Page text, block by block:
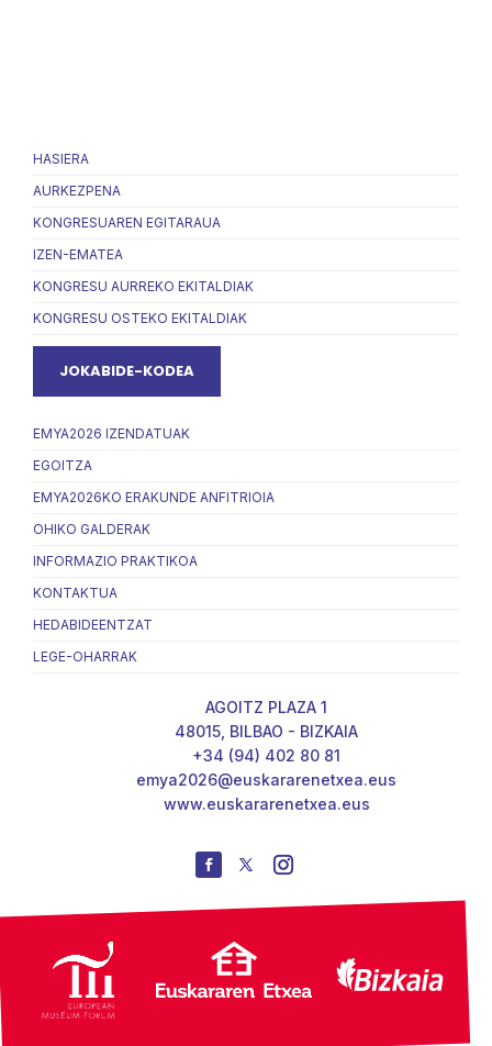
HASIERA
AURKEZPENA
KONGRESUAREN EGITARAUA
IZEN-EMATEA
KONGRESU AURREKO EKITALDIAK
KONGRESU OSTEKO EKITALDIAK
JOKABIDE-KODEA
EMYA2026 IZENDATUAK
EGOITZA
EMYA2026KO ERAKUNDE ANFITRIOIA
OHIKO GALDERAK
INFORMAZIO PRAKTIKOA
KONTAKTUA
HEDABIDEENTZAT
LEGE-OHARRAK
AGOITZ PLAZA 1
48015, BILBAO - BIZKAIA
+34 (94) 402 80 81
emya2026@euskararenetxea.eus
www.euskararenetxea.eus